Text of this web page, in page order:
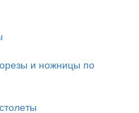
и ножницы по